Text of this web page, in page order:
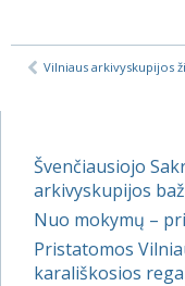
Švenčiausiojo
arkivyskupijos
Nuo mokymų –
Pristatomos
karališkosios